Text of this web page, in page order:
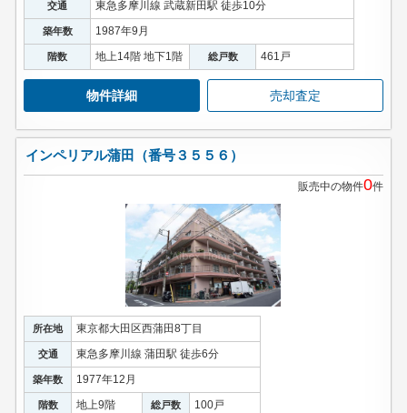
交通 東急多摩川線 武蔵新田駅 徒歩10分
築年数 1987年9月
階数 地上14階 地下1階 総戸数 461戸
物件詳細 売却査定
インペリアル蒲田（番号３５５６）
販売中の物件0件
所在地 東京都大田区西蒲田8丁目
交通 東急多摩川線 蒲田駅 徒歩6分
築年数 1977年12月
階数 地上9階 総戸数 100戸